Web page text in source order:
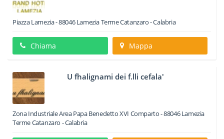
Piazza Lamezia-88046 Lamezia TermeCatanzaro -Calabria
Chiama Mappa
U fhalignami dei f.lli cefala'
Zona Industriale Area Papa Benedetto XVI Comparto-88046 Lamezia
TermeCatanzaro -Calabria